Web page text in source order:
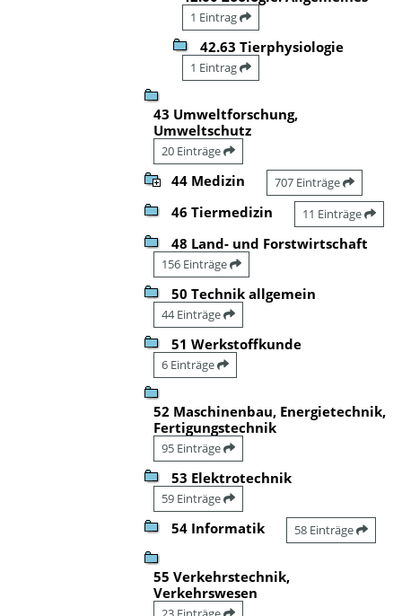
1 Eintrag
42.63 Tierphysiologie
1 Eintrag
43 Umweltforschung,
Umweltschutz
20 Einträge
44 Medizin 707 Einträge
46 Tiermedizin 11 Einträge
48 Land- und Forstwirtschaft
156 Einträge
50 Technik allgemein
44 Einträge
51 Werkstoffkunde
6 Einträge
52 Maschinenbau, Energietechnik,
Fertigungstechnik
95 Einträge
53 Elektrotechnik
59 Einträge
54 Informatik 58 Einträge
55 Verkehrstechnik,
Verkehrswesen